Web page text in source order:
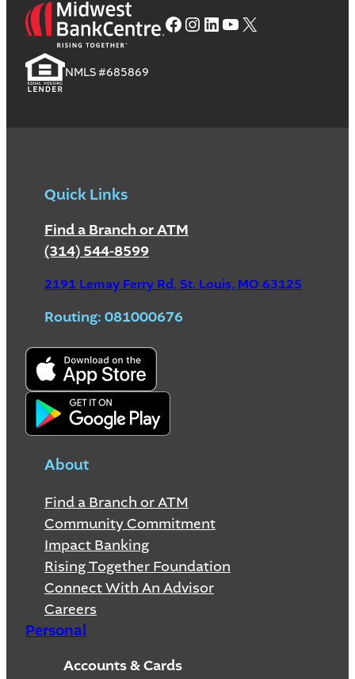
Facebook
Instagram
LinkedIn
YouTube
X
NMLS #685869
Quick Links
Find a Branch or ATM
(314) 544-8599
2191 Lemay Ferry Rd, St. Louis, MO 63125
Routing: 081000676
About
Find a Branch or ATM
Community Commitment
Impact Banking
Rising Together Foundation
Connect With An Advisor
Careers
Personal
Accounts & Cards